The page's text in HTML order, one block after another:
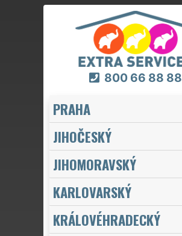
800 66 88 88
PRAHA
JIHOČESKÝ
JIHOMORAVSKÝ
KARLOVARSKÝ
KRÁLOVÉHRADECKÝ